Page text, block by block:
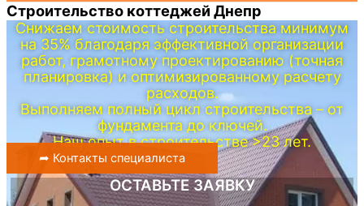
Строительство коттеджей Днепр
Снижаем стоимость строительства минимум
на 35% благодаря эффективной организации
работ, грамотному проектированию (точная
планировка) и оптимизированному расчету
расходов.
Выполняем полный цикл строительства – от
фундамента до ключей.
Наш опыт в строительстве >23 лет.
➦ Контакты специалиста
ОСТАВЬТЕ ЗАЯВКУ